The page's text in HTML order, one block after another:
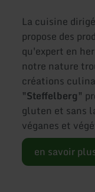
La cuisine
propose des
qu'expert en
notre nature
créations
"Steffelberg"
gluten et sans
véganes et
en savoir